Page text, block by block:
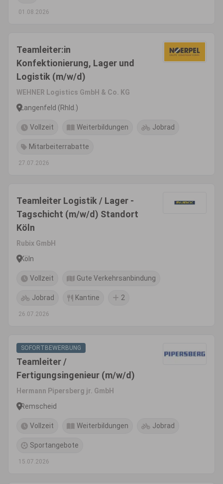
01.08.2026
Teamleiter:in
Konfektionierung, Lager und
Logistik (m/w/d)
WEHNER Logistics GmbH & Co. KG
Langenfeld (Rhld.)
Vollzeit Weiterbildungen Jobrad
Mitarbeiterrabatte
27.07.2026
Teamleiter Logistik / Lager -
Tagschicht (m/w/d) Standort
Köln
Rubix GmbH
Köln
Vollzeit Gute Verkehrsanbindung
Jobrad Kantine 2
26.07.2026
SOFORTBEWERBUNG
Teamleiter /
Fertigungsingenieur (m/w/d)
Hermann Pipersberg jr. GmbH
Remscheid
Vollzeit Weiterbildungen Jobrad
Sportangebote
15.07.2026